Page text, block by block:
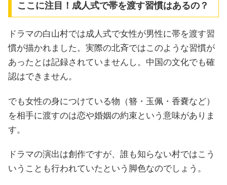
ここに注目！成人式で帯を渡す習慣はあるの？
ドラマの白山村では成人式で女性が男性に帯を渡す習
慣が描かれました。実際の北斉ではこのような習慣が
あったとは記録されていませんし。中国の文化でも確
認はできません。
でも女性の身につけている物（簪・玉佩・香嚢など）
を相手に渡すのは恋や婚姻の約束という意味がありま
す。
ドラマの演出は創作ですが、誰も知らない村ではこう
いうことも行われていたという脚色なのでしょう。